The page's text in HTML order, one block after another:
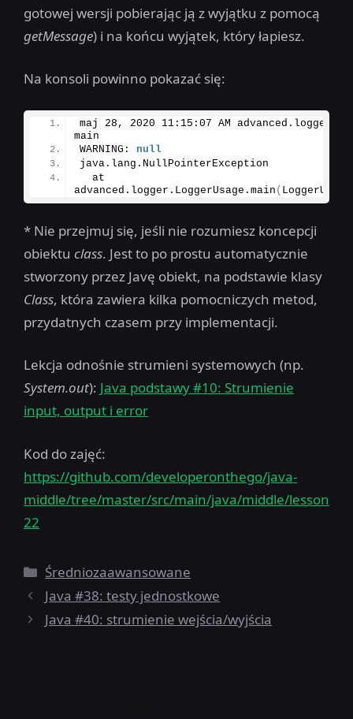
gotowej wersji pobierając ją z wyjątku z pomocą
getMessage) i na końcu wyjątek, który łapiesz.
Na konsoli powinno pokazać się:
maj 28 , 2020 11 : 15 : 07 AM advanced. logger
main
WARNING: null
java. lang . NullPointerException
  at
advanced. logger . LoggerUsage . main (
* Nie przejmuj się, jeśli nie rozumiesz koncepcji
obiektu class. Jest to po prostu automatycznie
stworzony przez Javę obiekt, na podstawie klasy
Class, która zawiera kilka pomocniczych metod,
przydatnych czasem przy implementacji.
Lekcja odnośnie strumieni systemowych (np.
System.out): Java podstawy #10: Strumienie
input, output i error
Kod do zajęć:
https://github.com/developeronthego/java-
middle/tree/master/src/main/java/middle/lesson
22
Kategorie
Średniozaawansowane
Java #38: testy jednostkowe
Java #40: strumienie wejścia/wyjścia